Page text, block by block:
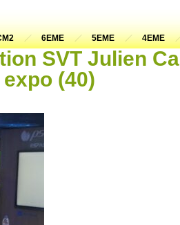
6EME 5EME 4EME
SVT Julien
(40)